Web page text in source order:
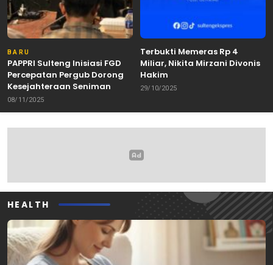
BARU
PAPPRI Sulteng Inisiasi FGD
Percepatan Pergub Dorong
Kesejahteraan Seniman
08/11/2025
Terbukti Memeras Rp 4
Miliar, Nikita Mirzani Divonis
Hakim
29/10/2025
HEALTH